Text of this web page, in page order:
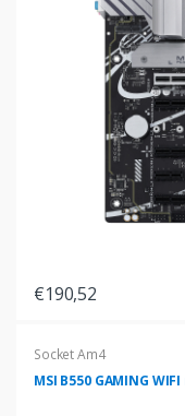
€190,52
Socket Am4
MSI B550 GAMING